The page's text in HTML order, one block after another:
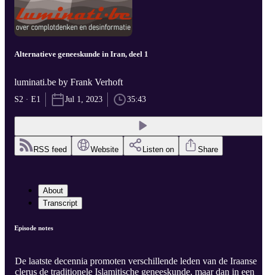
Alternatieve geneeskunde in Iran, deel 1
luminati.be by Frank Verhoft
S2 · E1 Jul 1, 2023 35:43
RSS feed Website Listen on Share
About
Transcript
Episode notes
De laatste decennia promoten verschillende leden van de Iraanse
clerus de traditionele Islamitische geneeskunde, maar dan in een